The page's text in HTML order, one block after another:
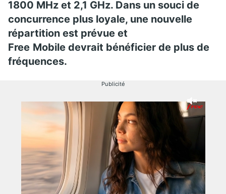
1800 MHz et 2,1 GHz. Dans un souci de
concurrence plus loyale, une nouvelle
répartition est prévue et
Free Mobile devrait bénéficier de plus de
fréquences.
Publicité